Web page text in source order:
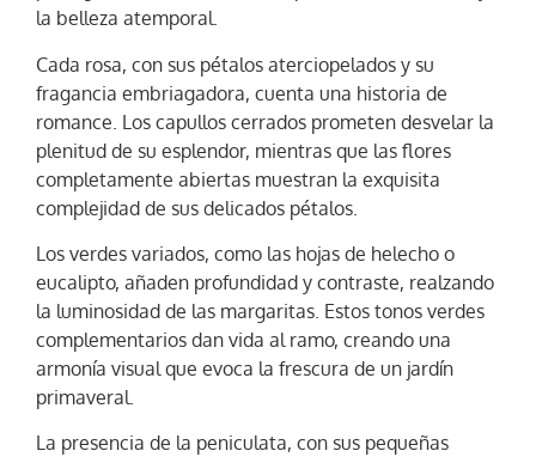
la belleza atemporal.
Cada rosa, con sus pétalos aterciopelados y su
fragancia embriagadora, cuenta una historia de
romance. Los capullos cerrados prometen desvelar la
plenitud de su esplendor, mientras que las flores
completamente abiertas muestran la exquisita
complejidad de sus delicados pétalos.
Los verdes variados, como las hojas de helecho o
eucalipto, añaden profundidad y contraste, realzando
la luminosidad de las margaritas. Estos tonos verdes
complementarios dan vida al ramo, creando una
armonía visual que evoca la frescura de un jardín
primaveral.
La presencia de la peniculata, con sus pequeñas